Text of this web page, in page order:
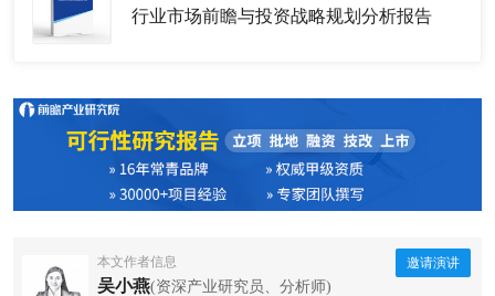
行业市场前瞻与投资战略规划分析报告
本文作者信息
吴小燕(资深产业研究员、分析师)
邀请演讲